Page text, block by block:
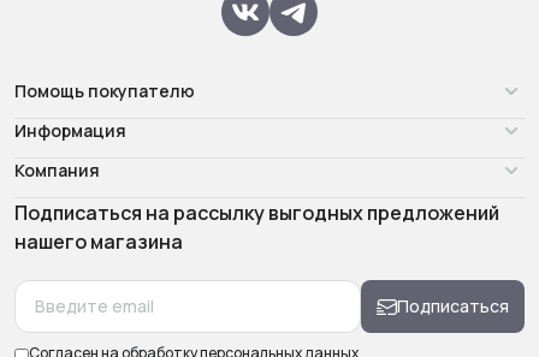
Помощь покупателю
Информация
Компания
Подписаться на рассылку выгодных предложений
нашего магазина
Подписаться